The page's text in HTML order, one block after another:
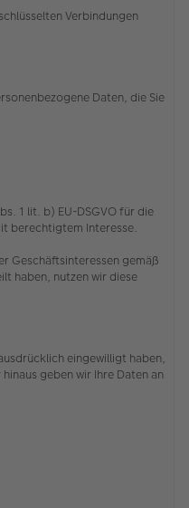
Verbindungen
Daten, die Sie
1 lit. b) EU-DSGVO für die
berechtigtem Interesse.
Geschäftsinteressen gemäß
haben, nutzen wir diese
eingewilligt haben,
geben wir Ihre Daten an